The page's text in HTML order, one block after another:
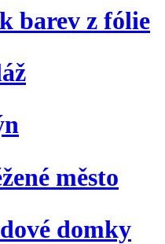
barev z fólie
město
domky